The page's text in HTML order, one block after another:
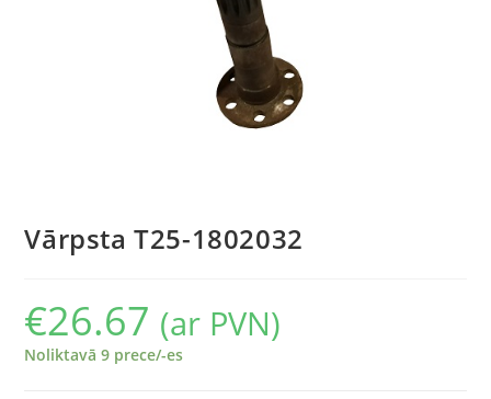
Vārpsta T25-1802032
€26.67 (ar PVN)
Noliktavā 9 prece/-es